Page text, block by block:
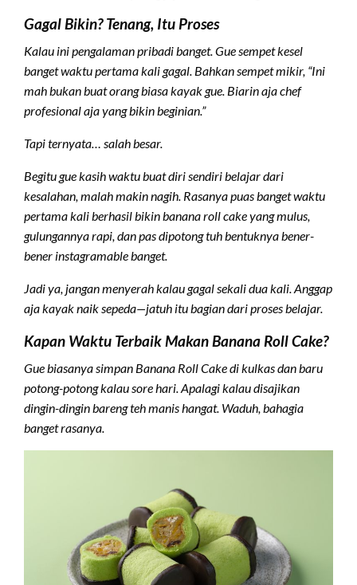
Gagal Bikin? Tenang, Itu Proses
Kalau ini pengalaman pribadi banget. Gue sempet kesel
banget waktu pertama kali gagal. Bahkan sempet mikir, “Ini
mah bukan buat orang biasa kayak gue. Biarin aja chef
profesional aja yang bikin beginian.”
Tapi ternyata… salah besar.
Begitu gue kasih waktu buat diri sendiri belajar dari
kesalahan, malah makin nagih. Rasanya puas banget waktu
pertama kali berhasil bikin banana roll cake yang mulus,
gulungannya rapi, dan pas dipotong tuh bentuknya bener-
bener instagramable banget.
Jadi ya, jangan menyerah kalau gagal sekali dua kali. Anggap
aja kayak naik sepeda—jatuh itu bagian dari proses belajar.
Kapan Waktu Terbaik Makan Banana Roll Cake?
Gue biasanya simpan Banana Roll Cake di kulkas dan baru
potong-potong kalau sore hari. Apalagi kalau disajikan
dingin-dingin bareng teh manis hangat. Waduh, bahagia
banget rasanya.